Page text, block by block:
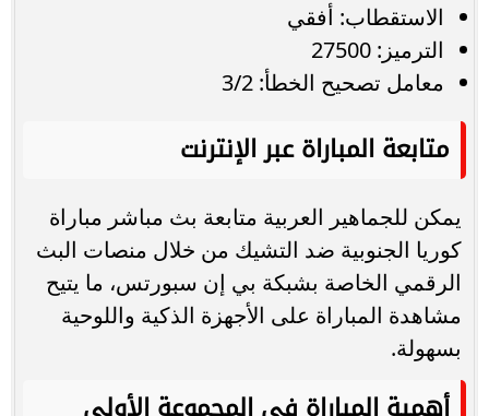
الاستقطاب: أفقي
الترميز: 27500
معامل تصحيح الخطأ: 3/2
متابعة المباراة عبر الإنترنت
يمكن للجماهير العربية متابعة بث مباشر مباراة
كوريا الجنوبية ضد التشيك من خلال منصات البث
الرقمي الخاصة بشبكة بي إن سبورتس، ما يتيح
مشاهدة المباراة على الأجهزة الذكية واللوحية
بسهولة.